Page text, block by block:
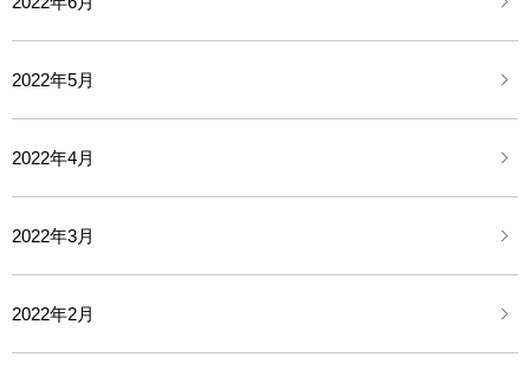
2022年5月
2022年4月
2022年3月
2022年2月